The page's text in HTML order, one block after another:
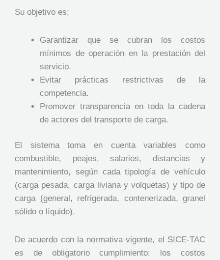
Su objetivo es:
Garantizar que se cubran los costos
mínimos de operación en la prestación del
servicio.
Evitar prácticas restrictivas de la
competencia.
Promover transparencia en toda la cadena
de actores del transporte de carga.
El sistema toma en cuenta variables como
combustible, peajes, salarios, distancias y
mantenimiento, según cada tipología de vehículo
(carga pesada, carga liviana y volquetas) y tipo de
carga (general, refrigerada, contenerizada, granel
sólido o líquido).
De acuerdo con la normativa vigente, el SICE-TAC
es de obligatorio cumplimiento: los costos